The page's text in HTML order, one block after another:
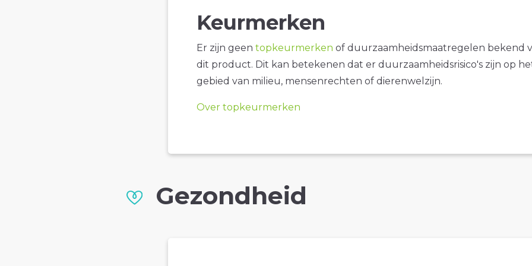
Keurmerken
Er zijn geen topkeurmerken of duurzaamheidsmaatregelen bekend
dit product. Dit kan betekenen dat er duurzaamheidsrisico's zijn op
gebied van milieu, mensenrechten of dierenwelzijn.
Over topkeurmerken
Gezondheid